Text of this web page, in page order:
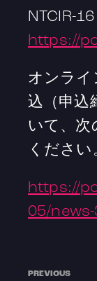
NTCIR-
https://
オンライ
込（申込
いて、次
ください
https://
05/
PREVIOUS